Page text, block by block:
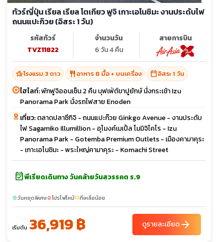
ทัวร์ญี่ปุ่น เรียล เรียล โตเกียว ฟูจิ เกาะเอโนชิมะ งานประดับไฟ
ถนนแปะก๊วย (อิสระ 1 วัน)
รหัสทัวร์
TVZ11822
จำนวนวัน
6 วัน 4 คืน
สายการบิน
hotel_classโรงแรม 3 ดาว restaurant อาหาร 8 มื้อ + บนเครื่อง calendar_todayอิสระ 1 วัน
ไฮไลท์:พักฟูจิออนเซ็น 2 คืน บุฟเฟ่ต์ขาปูยักษ์ นั่งกระเช้า Izu
Panorama Park นั่งรถไฟสาย Enoden
เที่ยว:ตลาดปลาซึกิจิ - ถนนแปะก๊วย Ginkgo Avenue - งานประดับ
ไฟ Sagamiko Illumillion - อุโมงค์เมเปิ้ล โมมิจิไคโร - Izu
Panorama Park - Gotemba Premium Outlets - เมืองคามาคุระ
- เกาะเอโนชิมะ - พระใหญ่คามาคุระ - Komachi Street
event_availableพีเรียดเดินทาง วันคล้ายวันสวรรคต ร.9
sunnyวันหยุดพิเศษlocal_fire_departmentโปรไฟไหม้confirmation_numberที่เหลือน้อย
เริ่มต้น 36,919 ฿ ดูรายละเอียดarrow_forward